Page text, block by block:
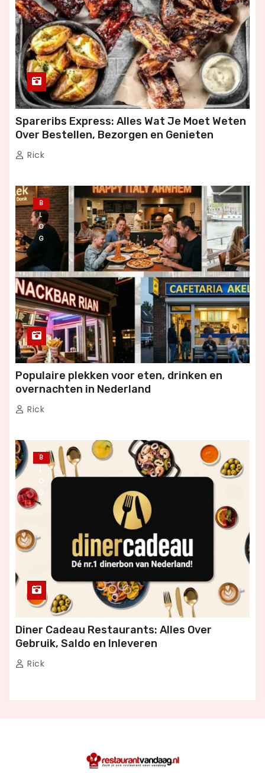
n
g
Spareribs Express: Alles Wat Je Moet Weten
Over Bestellen, Bezorgen en Genieten
Rick
B
L
O
G
Populaire plekken voor eten, drinken en
overnachten in Nederland
Rick
B
L
O
G
Diner Cadeau Restaurants: Alles Over
Gebruik, Saldo en Inleveren
Rick